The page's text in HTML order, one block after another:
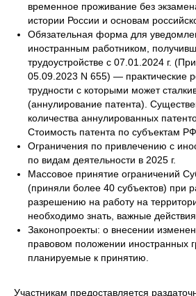
временное проживание без
истории России и основам
Обязательная форма для
иностранным работником,
трудоустройстве с 07.01.2024 г.
05.09.2023 N 655) — практические
трудности с которыми может
(аннулирование патента).
количества аннулированных
Стоимость патента по субъектам РФ
Ограничения по привлечению с
по видам деятельности в 2025 г.
Массовое принятие ограничений
(приняли более 40 субъектов) при
разрешению на работу на
необходимо знать, важные
Законопроекты: о внесении
правовом положении иностранных
планируемые к принятию.
Участникам предоставляется